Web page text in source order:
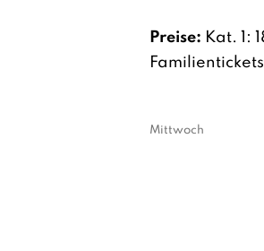
Preise: Kat. 1:
Mittwoch